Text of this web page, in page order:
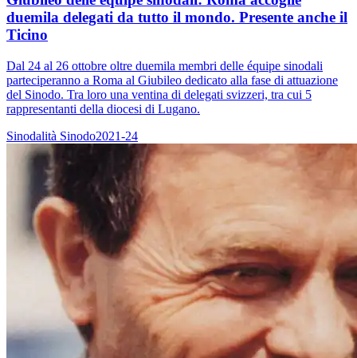
duemila delegati da tutto il mondo. Presente anche il
Ticino
Dal 24 al 26 ottobre oltre duemila membri delle équipe sinodali
parteciperanno a Roma al Giubileo dedicato alla fase di attuazione
del Sinodo. Tra loro una ventina di delegati svizzeri, tra cui 5
rappresentanti della diocesi di Lugano.
Sinodalità Sinodo2021-24